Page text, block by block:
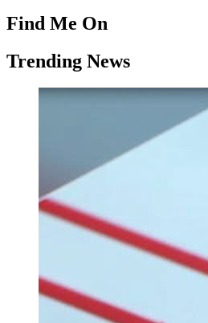
Find Me On
Trending News